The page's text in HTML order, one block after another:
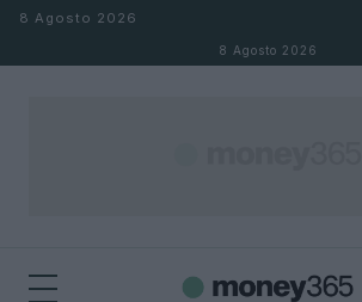
Salta al contenuto
8 Agosto 2026
8 Agosto 2026